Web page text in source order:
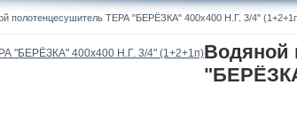
полотенцесушитель ТЕРА "БЕРЁЗКА" 400х400 Н.Г. 3/4"
Водяной